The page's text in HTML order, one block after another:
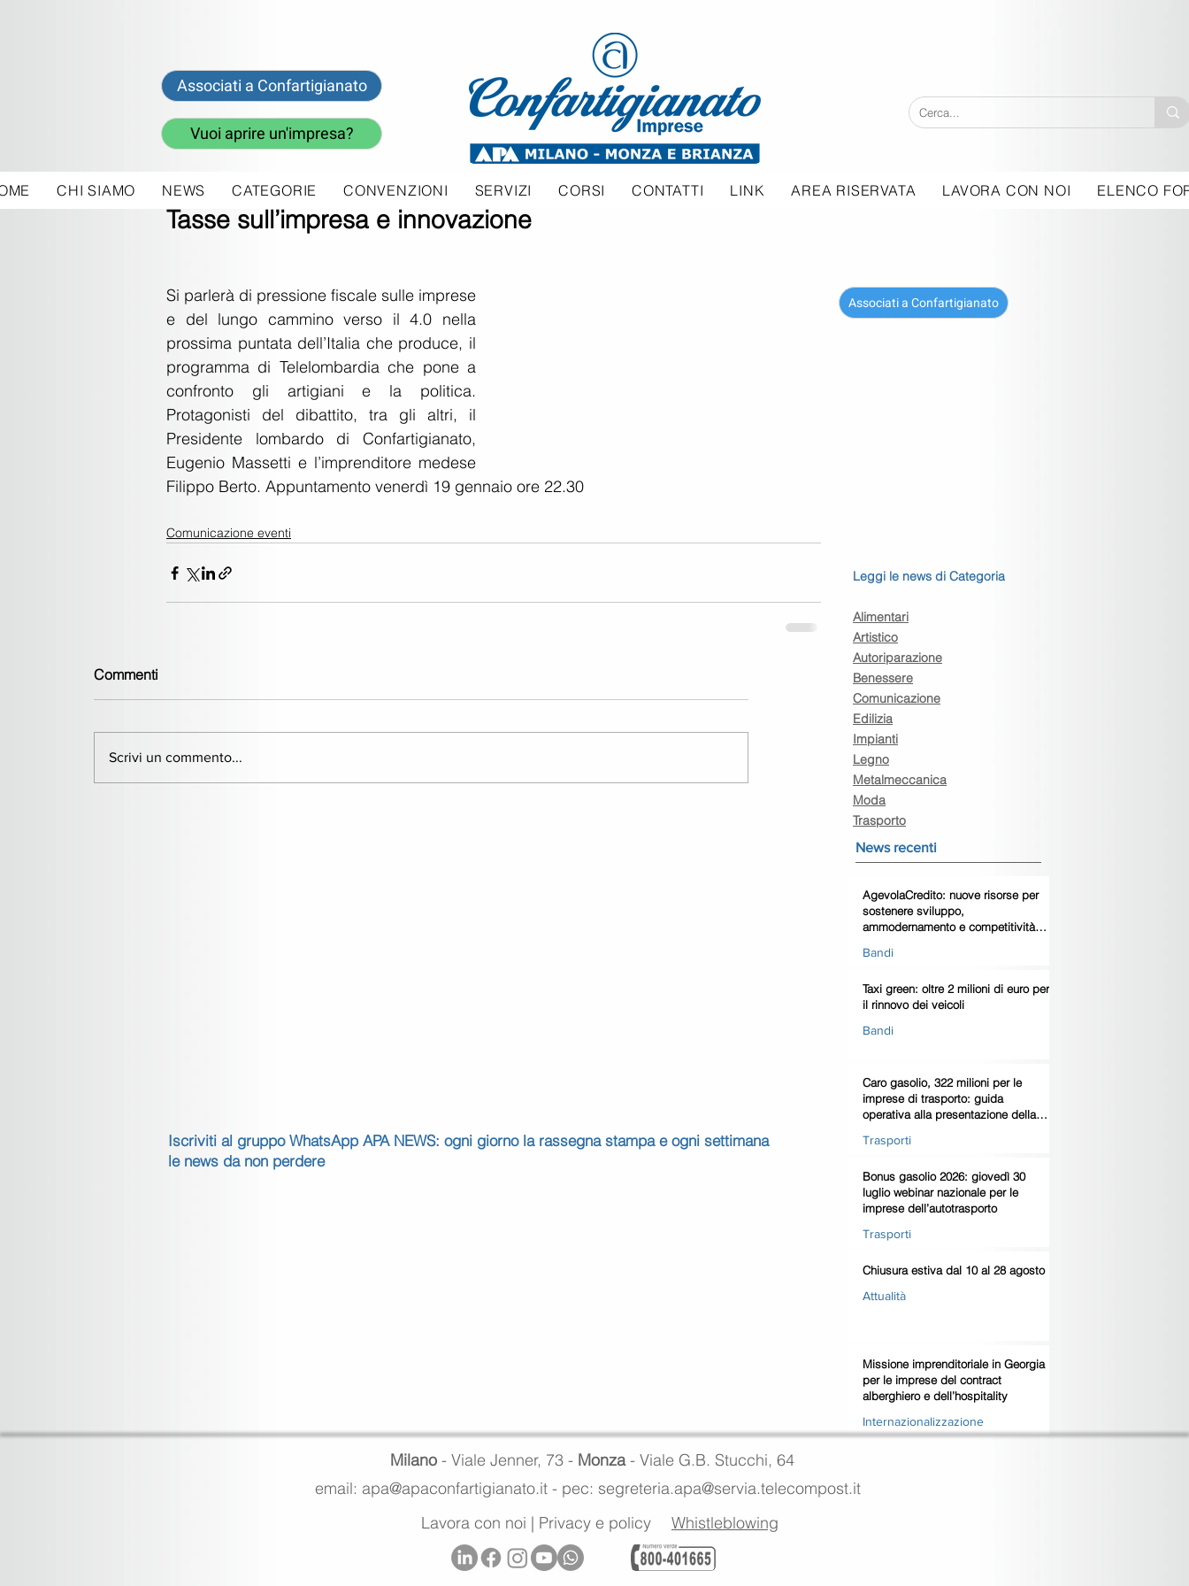
Associati a Confartigianato
Vuoi aprire un'impresa?
CHI SIAMO NEWS CATEGORIE CONVENZIONI SERVIZI CORSI CONTATTI LINK AREA RISERVATA LAVORA CON NOI ELENCO
Tasse sull’impresa e innovazione
18 gen 2018
Si parlerà di pressione fiscale sulle imprese
e del lungo cammino verso il 4.0 nella
prossima puntata dell’Italia che produce, il
programma di Telelombardia che pone a
confronto gli artigiani e la politica.
Protagonisti del dibattito, tra gli altri, il
Presidente lombardo di Confartigianato,
Eugenio Massetti e l’imprenditore medese
Filippo Berto. Appuntamento venerdì 19 gennaio ore 22.30
Comunicazione eventi
Commenti
Scrivi un commento...
Leggi le news di Categoria
Alimentari
Artistico
Autoriparazione
Benessere
Comunicazione
Edilizia
Impianti
Legno
Metalmeccanica
Moda
Trasporto
News recenti
AgevolaCredito: nuove risorse per
sostenere sviluppo,
ammodernamento e competitività
Bandi
Taxi green: oltre 2 milioni di euro per
il rinnovo dei veicoli
Bandi
Caro gasolio, 322 milioni per le
imprese di trasporto: guida
operativa alla presentazione della
Trasporti
Bonus gasolio 2026: giovedì 30
luglio webinar nazionale per le
imprese dell’autotrasporto
Trasporti
Chiusura estiva dal 10 al 28 agosto
Attualità
Missione imprenditoriale in Georgia
per le imprese del contract
alberghiero e dell’hospitality
Internazionalizzazione
Iscriviti al gruppo WhatsApp APA NEWS: ogni giorno la rassegna stampa e ogni settimana
le news da non perdere
Associati a Confartigianato
Milano - Viale Jenner, 73 - Monza- Viale G.B. Stucchi, 64
email: apa@apaconfartigianato.it - pec: segreteria.apa@servia.telecompost.it
Lavora con noi | Privacy e policy Whistleblowing